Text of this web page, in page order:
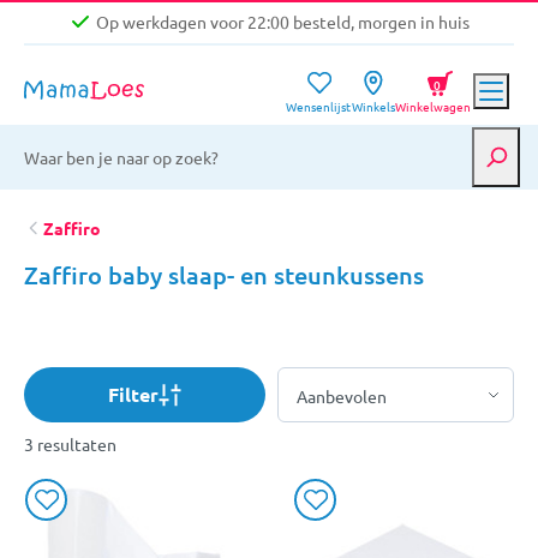
Op werkdagen voor 22:00 besteld, morgen in huis
Gratis verzending vanaf €39,-
Op werkdagen voor 22:00 besteld, morgen in huis
WensenlijstWinkelsWinkelwagen
0
Zaffiro
Zaffiro baby slaap- en steunkussens
Filter
3 resultaten